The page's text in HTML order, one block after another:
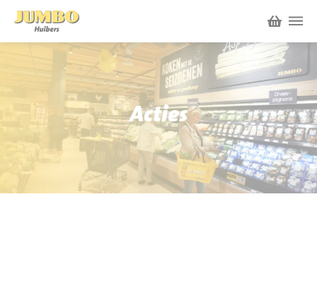
Winkels
P.W.A. Park
Bruïneplein
Nieuws
Acties
Acties